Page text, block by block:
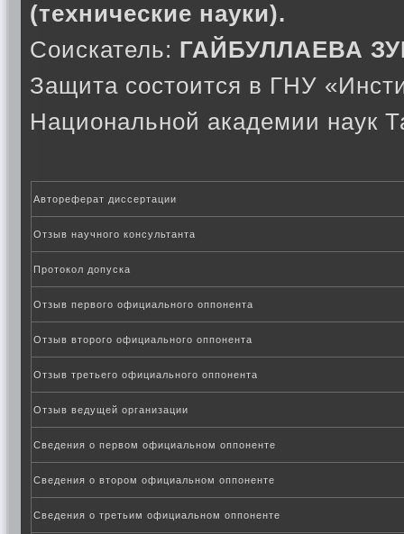
(технические науки).
Соискатель: ГАЙБУЛЛАЕВА
Защита состоится в ГНУ
Национальной академии наук
Автореферат диссертации
Отзыв научного консультанта
Протокол допуска
Отзыв первого официального оппонента
Отзыв второго официального оппонента
Отзыв третьего официального оппонента
Отзыв ведущей организации
Сведения о первом официальном оппоненте
Сведения о втором официальном оппоненте
Сведения о третьим официальном оппоненте